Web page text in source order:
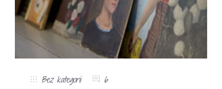
Bez kategorii 6